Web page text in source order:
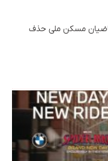
مسکن ملی حذف